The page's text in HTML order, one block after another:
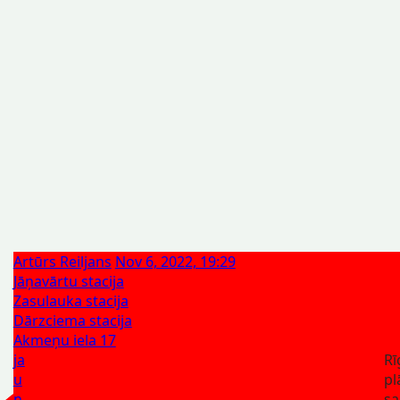
Artūrs Reiljans Nov 6, 2022, 19:29
Jāņavārtu stacija
Zasulauka stacija
Dārzciema stacija
Akmeņu iela 17
ja
u